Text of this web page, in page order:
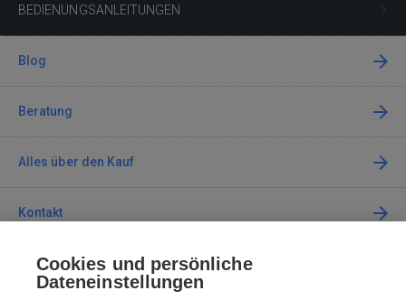
BEDIENUNGSANLEITUNGEN
Blog
Beratung
Alles über den Kauf
Kontakt
Kontaktieren Sie uns
Cookies und persönliche
Dateneinstellungen